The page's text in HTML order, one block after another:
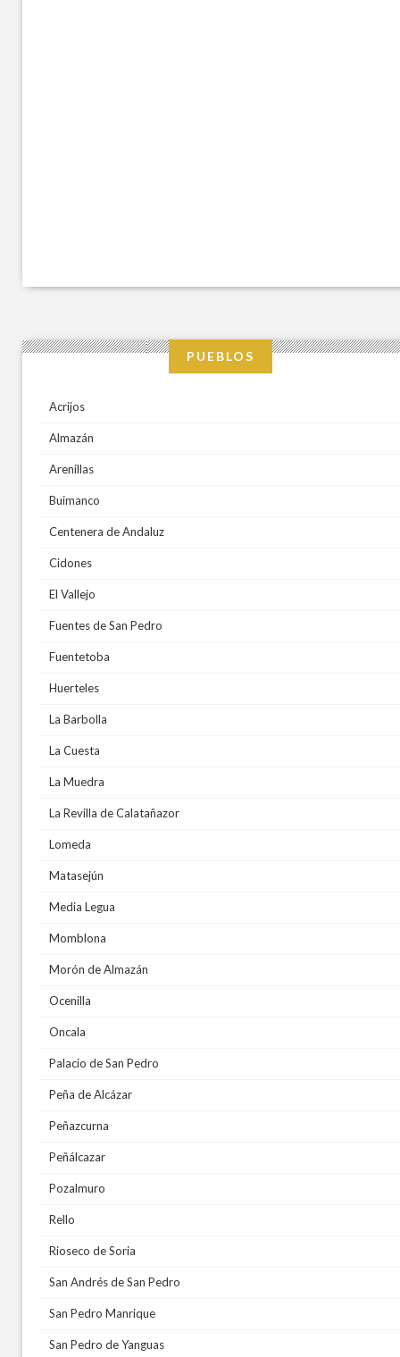
PUEBLOS
Acrijos
Almazán
Arenillas
Buimanco
Centenera de Andaluz
Cidones
El Vallejo
Fuentes de San Pedro
Fuentetoba
Huerteles
La Barbolla
La Cuesta
La Muedra
La Revilla de Calatañazor
Lomeda
Matasejún
Media Legua
Momblona
Morón de Almazán
Ocenilla
Oncala
Palacio de San Pedro
Peña de Alcázar
Peñazcurna
Peñálcazar
Pozalmuro
Rello
Rioseco de Soria
San Andrés de San Pedro
San Pedro Manrique
San Pedro de Yanguas